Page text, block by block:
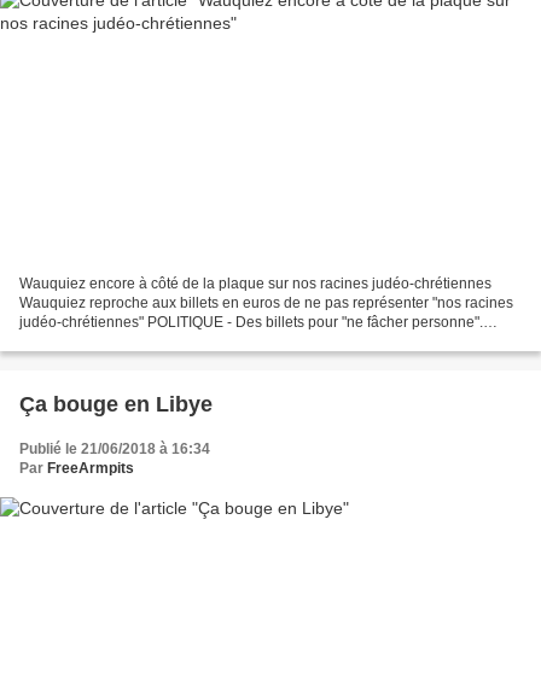
Wauquiez encore à côté de la plaque sur nos racines judéo-chrétiennes
Wauquiez reproche aux billets en euros de ne pas représenter "nos racines
judéo-chrétiennes" POLITIQUE - Des billets pour "ne fâcher personne".
Ça bouge en Libye
Publié le 21/06/2018 à 16:34
Par FreeArmpits